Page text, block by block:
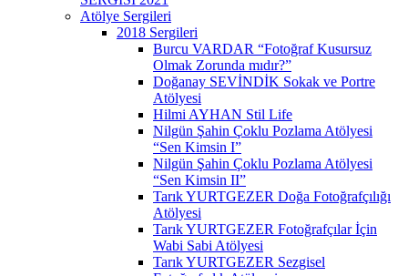
Atölye Sergileri
2018 Sergileri
Burcu VARDAR “Fotoğraf Kusursuz
Olmak Zorunda mıdır?”
Doğanay SEVİNDİK Sokak ve Portre
Atölyesi
Hilmi AYHAN Stil Life
Nilgün Şahin Çoklu Pozlama Atölyesi
“Sen Kimsin I”
Nilgün Şahin Çoklu Pozlama Atölyesi
“Sen Kimsin II”
Tarık YURTGEZER Doğa Fotoğrafçılığı
Atölyesi
Tarık YURTGEZER Fotoğrafçılar İçin
Wabi Sabi Atölyesi
Tarık YURTGEZER Sezgisel